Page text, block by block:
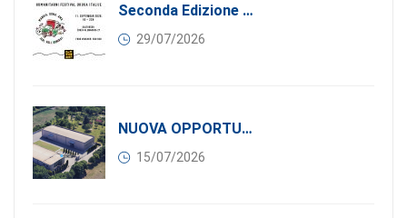
Seconda Edizione Di MANGIA. DONA. AMA: Quando La Gastronomia Incontra La Solidarietà, 11 Settembre 2026
29/07/2026
NUOVA OPPORTUNITÀ DI BUSINESS PER I SOCI DI CONFINDUSTRIA SERBIA: Affitasi Un Moderno Capannone Industriale A Pančevo – 1.200 M² Nella Zona Industriale
15/07/2026